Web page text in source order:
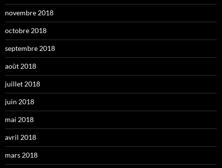
novembre 2018
octobre 2018
septembre 2018
août 2018
juillet 2018
juin 2018
mai 2018
avril 2018
mars 2018